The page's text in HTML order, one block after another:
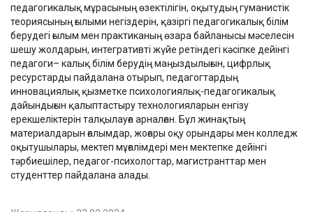
педагогикалық мұрасының өзектілігін, оқытудың гуманистік
теориясының ғылыми негіздерін, қазіргі педагогикалық білім
берудегі ғылым мен практиканың өзара байланысы мәселесін
шешу жолдарын, интегративті жүйе ретіндегі кәсіпке дейінгі
педагоги– калық білім берудің маңыздылығын, цифрлық
ресурстарды пайдалана отырып, педагогтардың
инновациялық қызметке психологиялық-педагогикалық
дайындығын қалыптастыру технологияларын енгізу
ерекшеліктерін талқылауға арналған. Бұл жинақтың
материалдарын ғалымдар, жоғары оқу орындары мен колледж
оқытушылары, мектеп мұғалімдері мен мектепке дейінгі
тәрбиешілер, педагог-психологтар, магистранттар мен
студенттер пайдалана алады.